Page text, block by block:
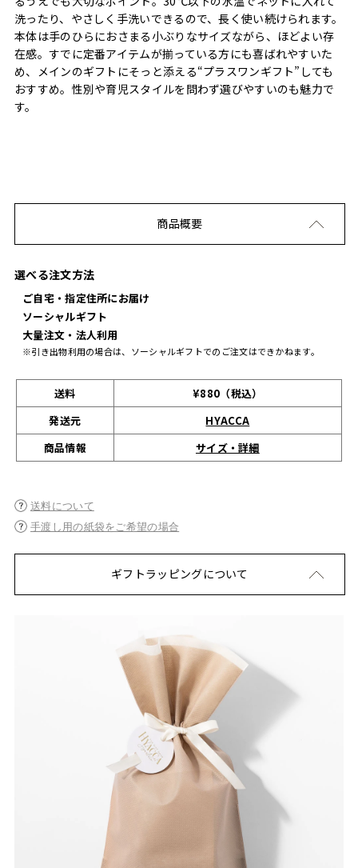
洗ったり、やさしく手洗いできるので、長く使い続けられます。
本体は手のひらにおさまる小ぶりなサイズながら、ほどよい存
在感。すでに定番アイテムが揃っている方にも喜ばれやすいた
め、メインのギフトにそっと添える“プラスワンギフト”しても
おすすめ。性別や育児スタイルを問わず選びやすいのも魅力で
す。
商品概要
選べる注文方法
ご自宅・指定住所にお届け
ソーシャルギフト
大量注文・法人利用
※引き出物利用の場合は、ソーシャルギフトでのご注文はできかねます。
送料
¥880（税込）
発送元
HYACCA
商品情報
サイズ・詳細
送料について
手渡し用の紙袋をご希望の場合
ギフトラッピングについて